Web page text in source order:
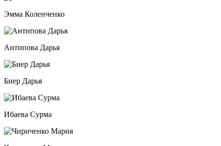
Эмма Коленченко
Антипова Дарья
Биер Дарья
Ибаева Сурма